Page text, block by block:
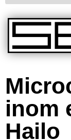
inom
Hailo